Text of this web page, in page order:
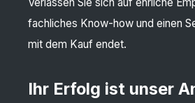
fachliches Know-how und einen
mit dem Kauf endet.
Ihr Erfolg ist unser